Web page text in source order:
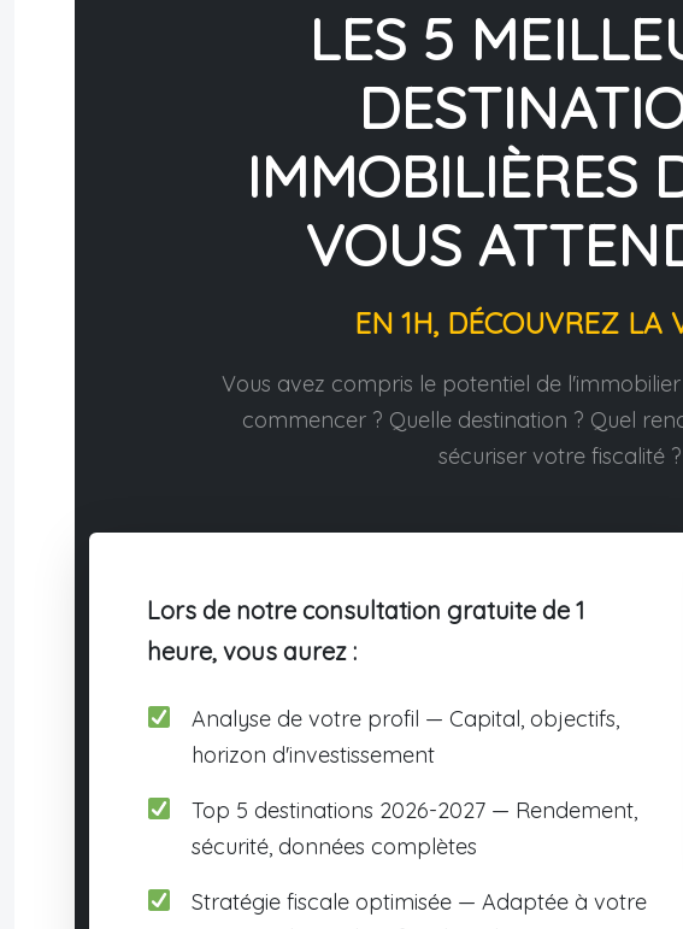
LES 5
IMMOBILIÈRES
VOUS
EN 1H, DÉCOUVREZ LA
Vous avez compris le potentiel de
commencer ? Quelle destination ? Quel
sécuriser votre fiscalité ?
Lors de notre consultation gratuite de 1
heure, vous aurez :
Analyse de votre profil — Capital, objectifs,
horizon d'investissement
Top 5 destinations 2026-2027 — Rendement,
sécurité, données complètes
Stratégie fiscale optimisée — Adaptée à votre